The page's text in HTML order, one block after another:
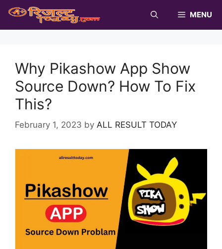
Skip
content
MENU
Why Pikashow App Show
Source Down? How To Fix
This?
February 1, 2023 by ALL RESULT TODAY